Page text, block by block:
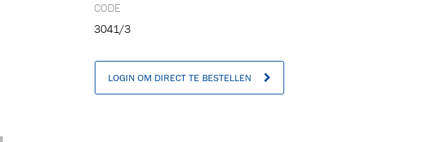
CODE
3041/3
LOGIN OM DIRECT TE BESTELLEN